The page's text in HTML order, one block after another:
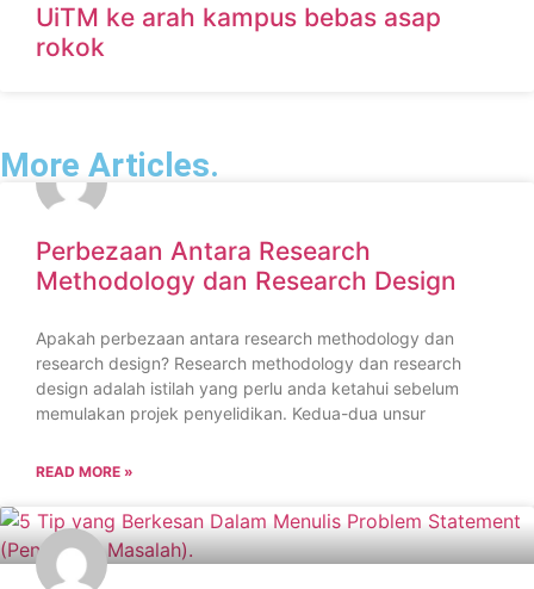
UiTM ke arah kampus bebas asap
rokok
More Articles.
Perbezaan Antara Research
Methodology dan Research Design
Apakah perbezaan antara research methodology dan
research design? Research methodology dan research
design adalah istilah yang perlu anda ketahui sebelum
memulakan projek penyelidikan. Kedua-dua unsur
READ MORE »